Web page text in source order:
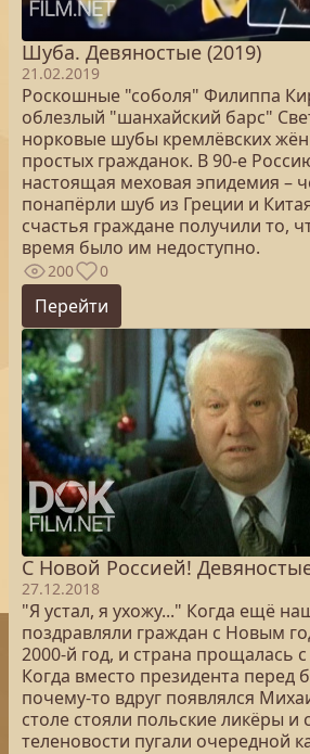
Шуба. Девяностые (2019)
21.02.2019
Роскошные "соболя" Филиппа
облезлый "шанхайский барс"
норковые шубы кремлёвских
простых гражданок. В 90-е
настоящая меховая эпидемия –
понапёрли шуб из Греции и
счастья граждане получили то,
время было им недоступно.
200 0
Перейти
С Новой Россией!
27.12.2018
"Я устал, я ухожу..." Когда ещё
поздравляли граждан с Новым
2000-й год, и страна прощалась
Когда вместо президента перед
почему-то вдруг появлялся
столе стояли польские ликёры и
теленовости пугали очередной